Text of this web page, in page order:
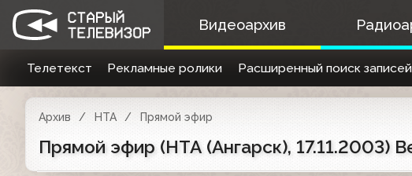
Видеоархив
Телетекст Рекламные ролики Расширенный поиск записей
Архив НТА Прямой эфир
Прямой эфир (НТА (Ангарск), 17.11.2003)